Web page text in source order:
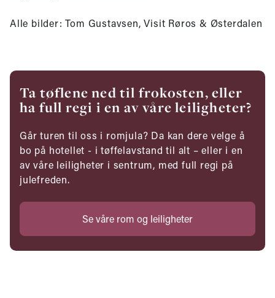
Alle bilder: Tom Gustavsen, Visit Røros & Østerdalen
Ta tøflene ned til frokosten, eller
ha full regi i en av våre leiligheter?
Går turen til oss i romjula? Da kan dere velge å
bo på hotellet - i tøffelavstand til alt – eller i en
av våre leiligheter i sentrum, med full regi på
julefreden.
Se våre rom og leiligheter